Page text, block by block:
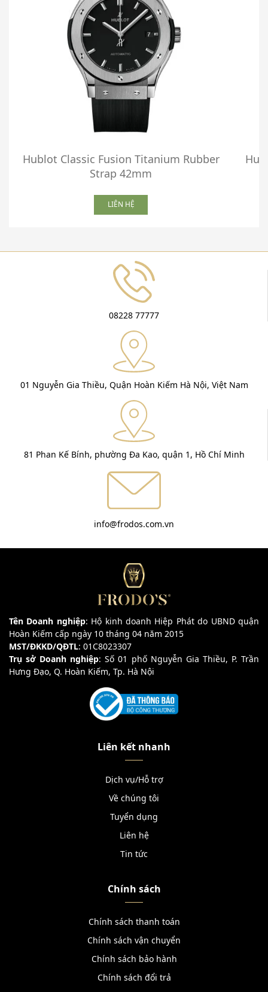
Hublot Classic Fusion Titanium Rubber
Strap 42mm
LIÊN HỆ
08228 77777
01 Nguyễn Gia Thiều, Quận Hoàn Kiếm Hà Nội, Việt Nam
81 Phan Kế Bính, phường Đa Kao, quận 1, Hồ Chí Minh
info@frodos.com.vn
Tên Doanh nghiệp: Hộ kinh doanh Hiệp Phát do UBND quận
Hoàn Kiếm cấp ngày 10 tháng 04 năm 2015
MST/ĐKKD/QĐTL: 01C8023307
Trụ sở Doanh nghiệp: Số 01 phố Nguyễn Gia Thiều, P. Trần
Hưng Đạo, Q. Hoàn Kiếm, Tp. Hà Nội
Liên kết nhanh
Dịch vụ/Hỗ trợ
Về chúng tôi
Tuyển dụng
Liên hệ
Tin tức
Chính sách
Chính sách thanh toán
Chính sách vận chuyển
Chính sách bảo hành
Chính sách đổi trả